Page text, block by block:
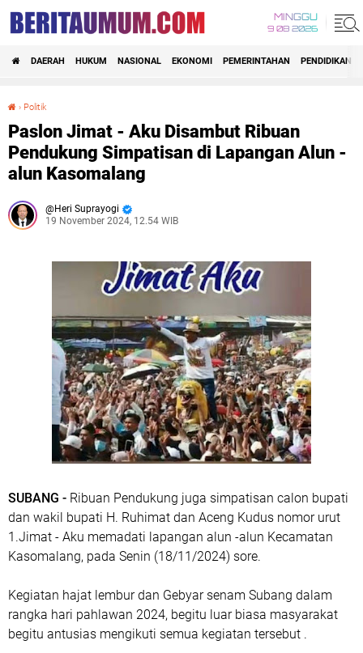
MINGGU
9 08 2026
DAERAH HUKUM NASIONAL EKONOMI PEMERINTAHAN PENDIDIKAN
› Politik
Paslon Jimat - Aku Disambut Ribuan
Pendukung Simpatisan di Lapangan Alun -
alun Kasomalang
Heri Suprayogi
19 November 2024, 12.54 WIB
SUBANG - Ribuan Pendukung juga simpatisan calon bupati
dan wakil bupati H. Ruhimat dan Aceng Kudus nomor urut
1.Jimat - Aku memadati lapangan alun -alun Kecamatan
Kasomalang, pada Senin (18/11/2024) sore.
Kegiatan hajat lembur dan Gebyar senam Subang dalam
rangka hari pahlawan 2024, begitu luar biasa masyarakat
begitu antusias mengikuti semua kegiatan tersebut .